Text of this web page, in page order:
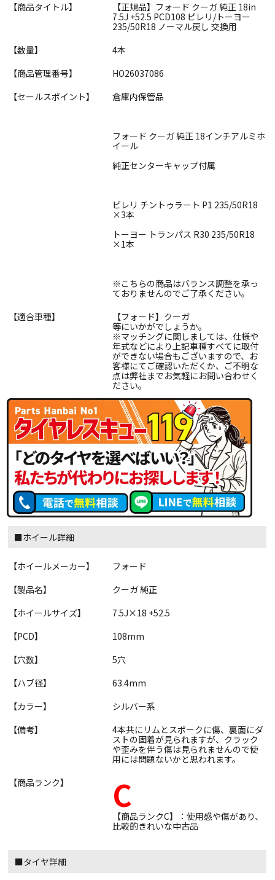
【商品タイトル】
【正規品】フォード クーガ 純正 18in
7.5J +52.5 PCD108 ピレリ/トーヨー
235/50R18 ノーマル戻し 交換用
【数量】
4本
【商品管理番号】
HO26037086
【セールスポイント】
倉庫内保管品
フォード クーガ 純正 18インチアルミホ
イール
純正センターキャップ付属
ピレリ チントゥラート P1 235/50R18
×3本
トーヨー トランパス R30 235/50R18
×1本
※こちらの商品はバランス調整を承っ
ておりませんのでご了承ください。
【適合車種】
【フォード】クーガ
等にいかがでしょうか。
※マッチングに関しましては、仕様や
年式などにより上記車種すべてに取付
ができない場合もございますので、お
客様にてご確認いただくか、ご不明な
点は弊社までお気軽にお問い合わせく
ださい。
■ホイール詳細
【ホイールメーカー】
フォード
【製品名】
クーガ 純正
【ホイールサイズ】
7.5J×18 +52.5
【PCD】
108mm
【穴数】
5穴
【ハブ径】
63.4mm
【カラー】
シルバー系
【備考】
4本共にリムとスポークに傷、裏面にダ
ストの固着が見られますが、クラック
や歪みを伴う傷は見られませんので使
用には問題ないかと思われます。
【商品ランク】
C
【商品ランクC】：使用感や傷があり、
比較的きれいな中古品
■タイヤ詳細